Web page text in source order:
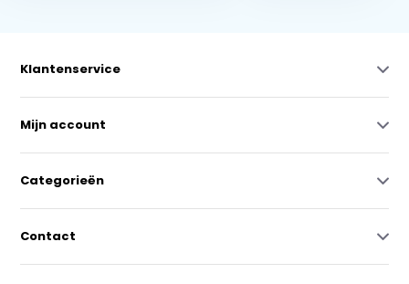
Klantenservice
Mijn account
Categorieën
Contact